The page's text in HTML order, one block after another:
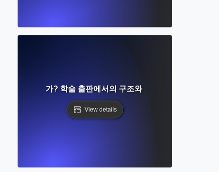
고란 무엇인가? 학술 출판에서의 구조와 역할 이해하기
View details